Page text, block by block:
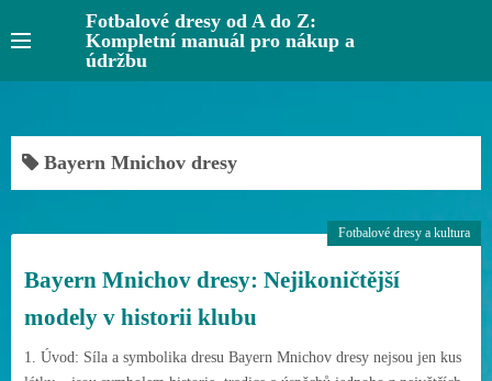
Fotbalové dresy od A do Z:
Kompletní manuál pro nákup a
údržbu
Bayern Mnichov dresy
Bayern Mnichov dresy: Nejikoničtější
modely v historii klubu
1. Úvod: Síla a symbolika dresu Bayern Mnichov dresy nejsou jen kus
Fotbalové dresy a kultura